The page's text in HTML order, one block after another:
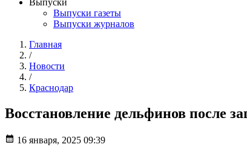
Выпуски
Выпуски газеты
Выпуски журналов
Главная
/
Новости
/
Краснодар
Восстановление дельфинов после
16 января, 2025 09:39